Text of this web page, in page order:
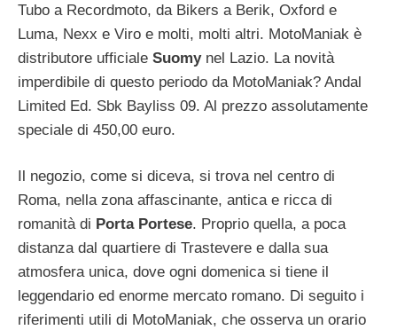
Tubo a Recordmoto, da Bikers a Berik, Oxford e
Luma, Nexx e Viro e molti, molti altri. MotoManiak è
distributore ufficiale Suomy nel Lazio. La novità
imperdibile di questo periodo da MotoManiak? Andal
Limited Ed. Sbk Bayliss 09. Al prezzo assolutamente
speciale di 450,00 euro.
Il negozio, come si diceva, si trova nel centro di
Roma, nella zona affascinante, antica e ricca di
romanità di Porta Portese. Proprio quella, a poca
distanza dal quartiere di Trastevere e dalla sua
atmosfera unica, dove ogni domenica si tiene il
leggendario ed enorme mercato romano. Di seguito i
riferimenti utili di MotoManiak, che osserva un orario